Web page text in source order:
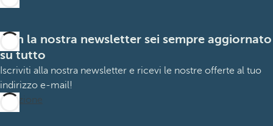
Con la nostra newsletter sei sempre aggiornato
su tutto
Iscriviti alla nostra newsletter e ricevi le nostre offerte al tuo
indirizzo e-mail!
Iscrizione